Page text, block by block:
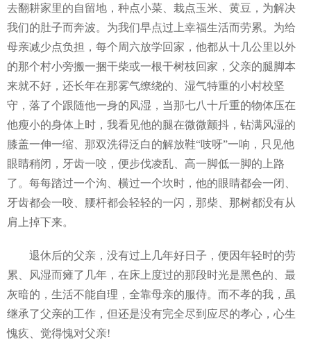
去翻耕家里的自留地，种点小菜、栽点玉米、黄豆，为解决
我们的肚子而奔波。为我们早点过上幸福生活而劳累。为给
母亲减少点负担，每个周六放学回家，他都从十几公里以外
的那个村小旁搬一捆干柴或一根干树枝回家，父亲的腿脚本
来就不好，还长年在那雾气缭绕的、湿气特重的小村校坚
守，落了个跟随他一身的风湿，当那七八十斤重的物体压在
他瘦小的身体上时，我看见他的腿在微微颤抖，钻满风湿的
膝盖一伸一缩、那双洗得泛白的解放鞋“吱呀”一响，只见他
眼睛稍闭，牙齿一咬，便步伐凌乱、高一脚低一脚的上路
了。每每踏过一个沟、横过一个坎时，他的眼睛都会一闭、
牙齿都会一咬、腰杆都会轻轻的一闪，那柴、那树都没有从
肩上掉下来。
退休后的父亲，没有过上几年好日子，便因年轻时的劳
累、风湿而瘫了几年，在床上度过的那段时光是黑色的、最
灰暗的，生活不能自理，全靠母亲的服侍。而不孝的我，虽
继承了父亲的工作，但还是没有完全尽到应尽的孝心，心生
愧疚、觉得愧对父亲!